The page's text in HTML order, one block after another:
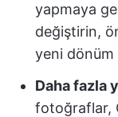
yapmaya
değiştirin,
yeni dönüm
Daha fazla
fotoğraflar,